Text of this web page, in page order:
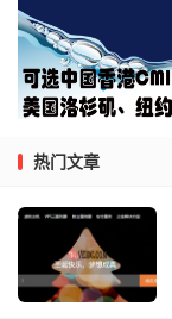
热门文章